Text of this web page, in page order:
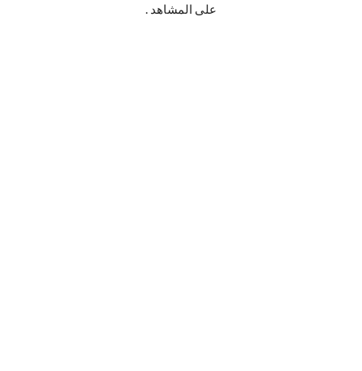
على المشاهد .